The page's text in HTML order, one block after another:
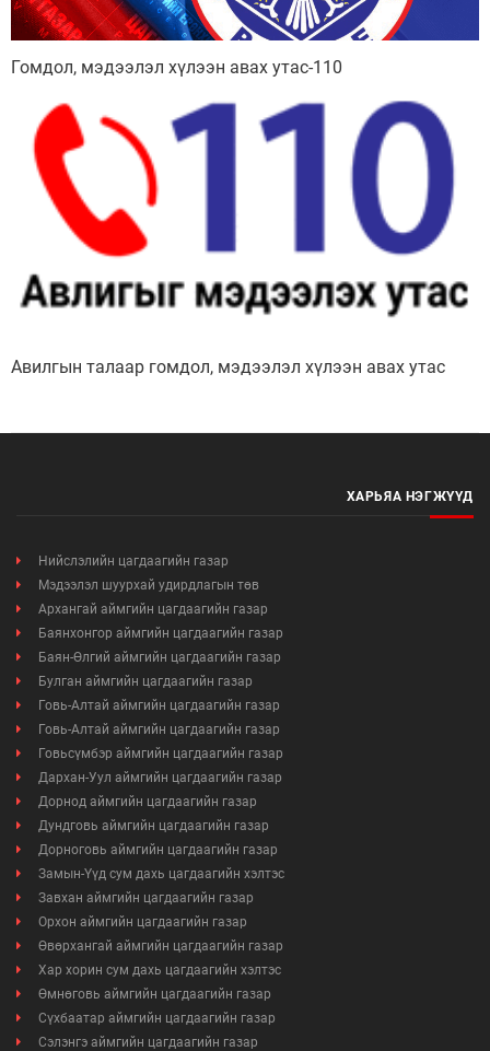
Гомдол, мэдээлэл хүлээн авах утас-110
Авилгын талаар гомдол, мэдээлэл хүлээн авах утас
ХАРЬЯА НЭГЖҮҮД
Нийслэлийн цагдаагийн газар
Мэдээлэл шуурхай удирдлагын төв
Архангай аймгийн цагдаагийн газар
Баянхонгор аймгийн цагдаагийн газар
Баян-Өлгий аймгийн цагдаагийн газар
Булган аймгийн цагдаагийн газар
Говь-Алтай аймгийн цагдаагийн газар
Говь-Алтай аймгийн цагдаагийн газар
Говьсүмбэр аймгийн цагдаагийн газар
Дархан-Уул аймгийн цагдаагийн газар
Дорнод аймгийн цагдаагийн газар
Дундговь аймгийн цагдаагийн газар
Дорноговь аймгийн цагдаагийн газар
Замын-Үүд сум дахь цагдаагийн хэлтэс
Завхан аймгийн цагдаагийн газар
Орхон аймгийн цагдаагийн газар
Өвөрхангай аймгийн цагдаагийн газар
Хар хорин сум дахь цагдаагийн хэлтэс
Өмнөговь аймгийн цагдаагийн газар
Сүхбаатар аймгийн цагдаагийн газар
Сэлэнгэ аймгийн цагдаагийн газар
Мэдээллийн ил тод байдал
Авлигын эсрэг үйл ажиллагаа
Үйл ажиллагааны ил тод байдал
Ажил үүргийн чиглэл, утасны дугаар